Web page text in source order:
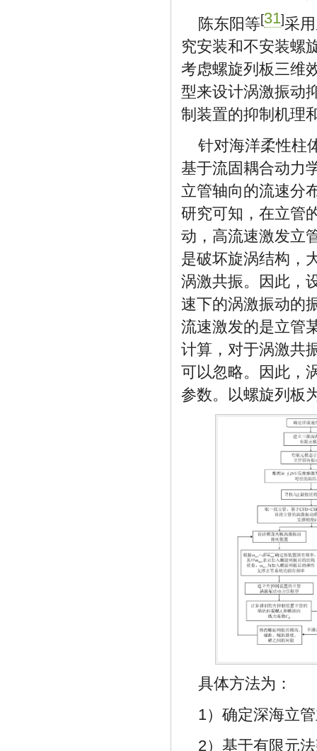
陈东阳等[31]采
究安装和不安装螺
考虑螺旋列板三维
型来设计涡激振动
制装置的抑制机理
针对海洋柔性柱
基于流固耦合动力
立管轴向的流速分
研究可知，在立管
动，高流速激发立
是破坏旋涡结构，
涡激共振。因此，
速下的涡激振动的
流速激发的是立管
计算，对于涡激共
可以忽略。因此，
参数。以螺旋列板
具体方法为：
1）确定深海立
2）基于有限元